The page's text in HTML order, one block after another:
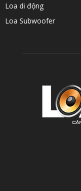
Loa di động
Loa Subwoofer